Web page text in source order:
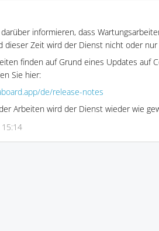
informieren, dass
dieser Zeit wird der Dienst nicht oder
finden auf Grund eines Updates auf
Sie hier:
de/release-notes
Arbeiten wird der Dienst wieder wie
15:14